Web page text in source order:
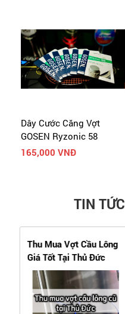
Dây Cước Căng Vợt
GOSEN Ryzonic 58
165,000 VNĐ
TIN TỨC
Thu Mua Vợt Cầu Lông
Giá Tốt Tại Thủ Đức